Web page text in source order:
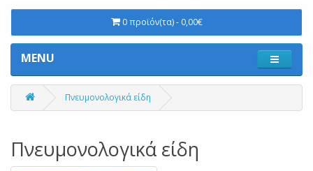
0 προϊόν(τα) - 0,00€
MENU
Πνευμονολογικά είδη
Πνευμονολογικά είδη